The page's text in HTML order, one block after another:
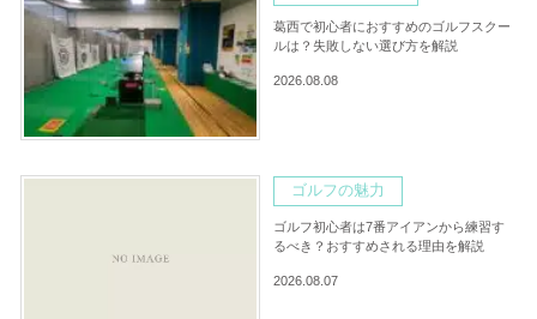
葛西で初心者におすすめのゴルフスクー
ルは？失敗しない選び方を解説
2026.08.08
ゴルフの魅力
ゴルフ初心者は7番アイアンから練習す
るべき？おすすめされる理由を解説
2026.08.07